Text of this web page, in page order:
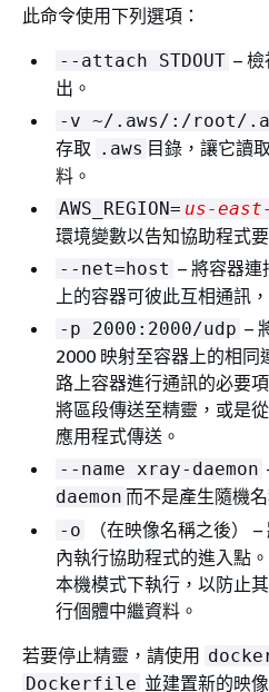
此命令使用下列選項：
--attach STDOUT –
出。
-v ~/.aws/:/root/
存取 .aws 目錄，讓它讀
料。
AWS_REGION= us-
環境變數以告知協助程式
--net=host – 將容器連
上的容器可彼此互相通訊
-p 2000:2000/udp –
2000 映射至容器上的相同
路上容器進行通訊的必要
將區段傳送至精靈，或是
應用程式傳送。
--name xray-daemon
daemon 而不是產生隨機名
-o （在映像名稱之後） –
內執行協助程式的進入點
本機模式下執行，以防止
行個體中繼資料。
若要停止精靈，請使用
Dockerfile 並建置新的映